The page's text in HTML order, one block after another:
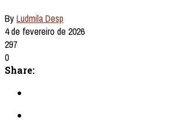
ByLudmila Desp
4 de fevereiro de 2026
297
0
Share: